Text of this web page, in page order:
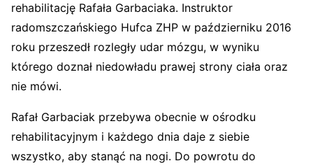
rehabilitację Rafała Garbaciaka. Instruktor
radomszczańskiego Hufca ZHP w październiku 2016
roku przeszedł rozległy udar mózgu, w wyniku
którego doznał niedowładu prawej strony ciała oraz
nie mówi.
Rafał Garbaciak przebywa obecnie w ośrodku
rehabilitacyjnym i każdego dnia daje z siebie
wszystko, aby stanąć na nogi. Do powrotu do